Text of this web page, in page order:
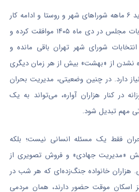
مجلس به تازگی با تمدید ۶ ماهه شوراهای شهر و روستا و ادامه کار
شهرداران تا زمان انتخابات مجلس در دی ماه ۱۴۰۵ موافقت کرده و
شورای شهر تهران باقی مانده و
نشدن از «بهشت» بیش از هر زمان دیگری
دارد. در چنین وضعیتی، مدیریت بحران
در کنار هزاران آواره، می‌تواند به یک
مهم تبدیل شود.
فقط یک مسئله انسانی نیست؛ بلکه
«مدیریت جهادی» و فروش تصویری از
هزاران خانواده جنگ‌زده‌ای که هر شب در
اسکان موقت حضور دارند، همان مردمی